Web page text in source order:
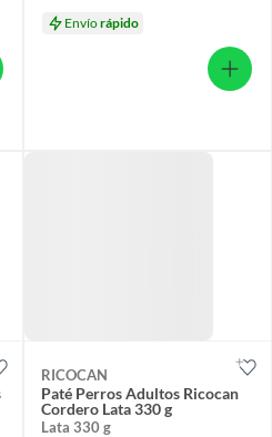
Envíorápido
RICOCAN
Paté Perros Adultos Ricocan
Cordero Lata 330 g
Lata 330 g